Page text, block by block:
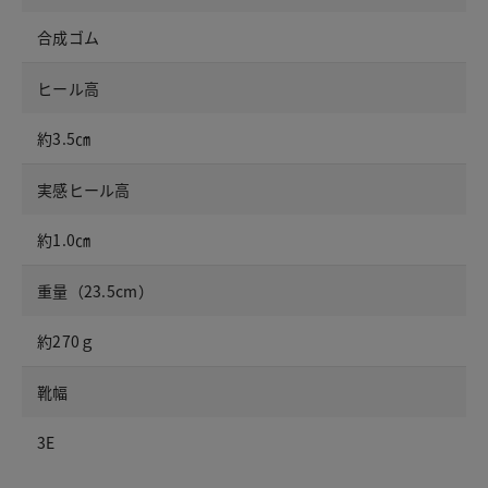
合成ゴム
ヒール高
約3.5㎝
実感ヒール高
約1.0㎝
重量（23.5cm）
約270ｇ
靴幅
3E